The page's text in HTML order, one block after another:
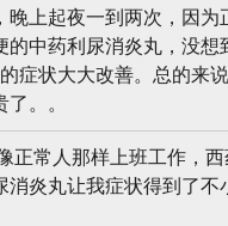
晚上起夜一到两次，因为
中药利尿消炎丸，没想
症状大大改善。总的来
。。
正常人那样上班工作，西
炎丸让我症状得到了不